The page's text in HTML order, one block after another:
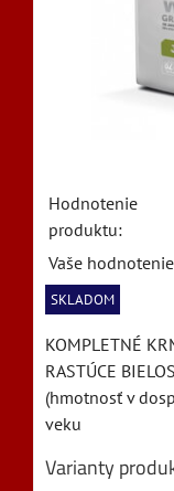
Hodnotenie
produktu:
Vaše
SKLADOM
KOMPLETNÉ
RASTÚCE
(hmotnosť v
veku
Varianty